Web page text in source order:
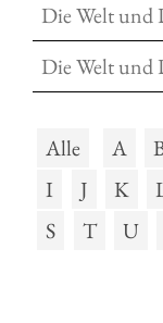
Die Welt und
Die Welt und
Alle A
I
J K
S
T U